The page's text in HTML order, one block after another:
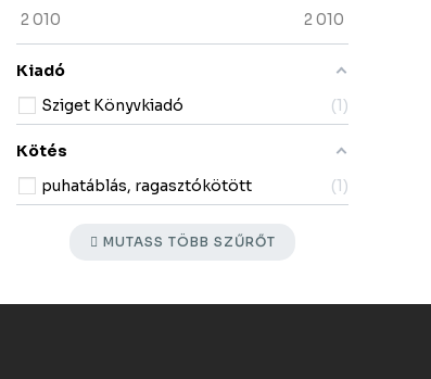
2 010 2 010
Kiadó
Sziget Könyvkiadó
1
Kötés
puhatáblás, ragasztókötött
1
MUTASS TÖBB SZŰRŐT